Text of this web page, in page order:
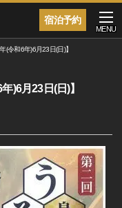
宿泊予約
MENU
(令和6年)6月23日(日)】
)6月23日(日)】